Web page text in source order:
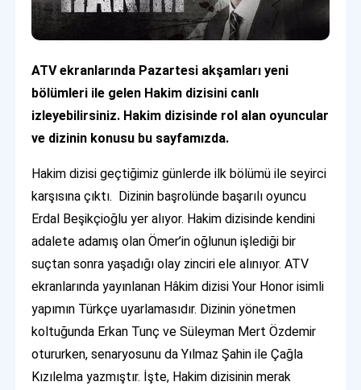
ATV ekranlarında Pazartesi akşamları yeni
bölümleri ile gelen Hakim dizisini canlı
izleyebilirsiniz. Hakim dizisinde rol alan oyuncular
ve dizinin konusu bu sayfamızda.
Hakim dizisi geçtiğimiz günlerde ilk bölümü ile seyirci
karşısına çıktı. Dizinin başrolünde başarılı oyuncu
Erdal Beşikçioğlu yer alıyor. Hakim dizisinde kendini
adalete adamış olan Ömer’in oğlunun işlediği bir
suçtan sonra yaşadığı olay zinciri ele alınıyor. ATV
ekranlarında yayınlanan Hâkim dizisi Your Honor isimli
yapımın Türkçe uyarlamasıdır. Dizinin yönetmen
koltuğunda Erkan Tunç ve Süleyman Mert Özdemir
otururken, senaryosunu da Yılmaz Şahin ile Çağla
Kızılelma yazmıştır. İşte, Hakim dizisinin merak